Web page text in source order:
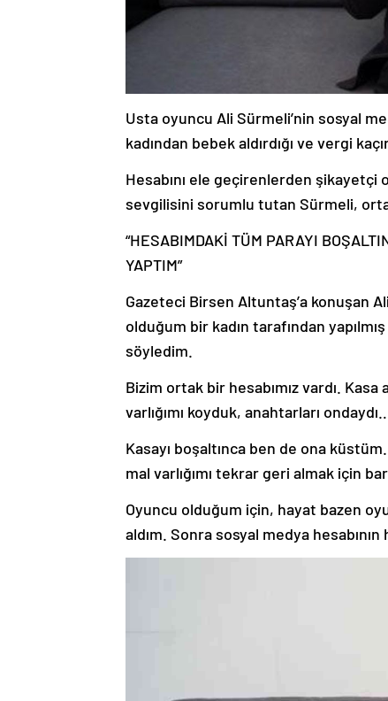
Usta oyuncu Ali Sürmeli’nin sosyal
kadından bebek aldırdığı ve vergi
Hesabını ele geçirenlerden şikayetçi
sevgilisini sorumlu tutan Sürmeli,
“HESABIMDAKİ TÜM PARAYI
YAPTIM”
Gazeteci Birsen Altuntaş’a konuşan
olduğum bir kadın tarafından
söyledim.
Bizim ortak bir hesabımız vardı. Kasa
varlığımı koyduk, anahtarları
Kasayı boşaltınca ben de ona
mal varlığımı tekrar geri almak için
Oyuncu olduğum için, hayat bazen
aldım. Sonra sosyal medya hesabının